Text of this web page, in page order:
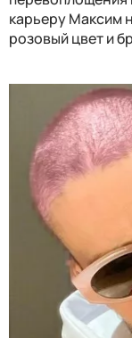
карьеру Максим
розовый цвет и